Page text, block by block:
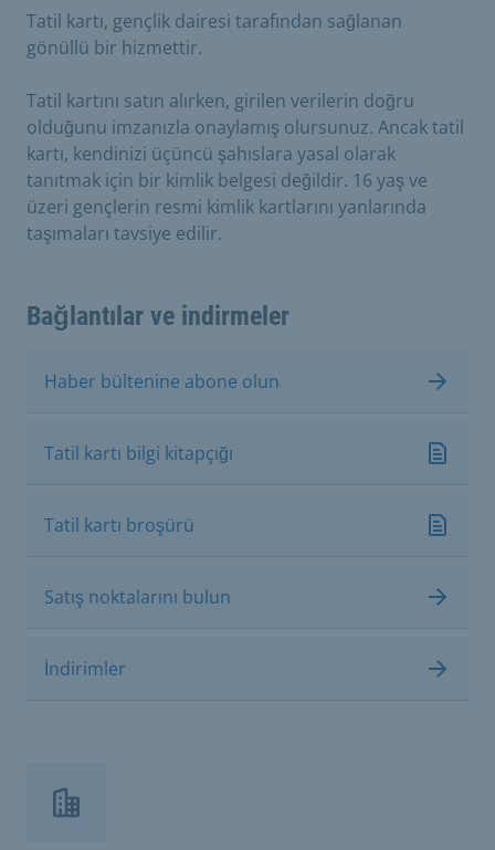
Tatil kartı, gençlik dairesi tarafından sağlanan
gönüllü bir hizmettir.
Tatil kartını satın alırken, girilen verilerin doğru
olduğunu imzanızla onaylamış olursunuz. Ancak tatil
kartı, kendinizi üçüncü şahıslara yasal olarak
tanıtmak için bir kimlik belgesi değildir. 16 yaş ve
üzeri gençlerin resmi kimlik kartlarını yanlarında
taşımaları tavsiye edilir.
Bağlantılar ve indirmeler
Haber bültenine abone olun
Tatil kartı bilgi kitapçığı
Tatil kartı broşürü
Satış noktalarını bulun
İndirimler